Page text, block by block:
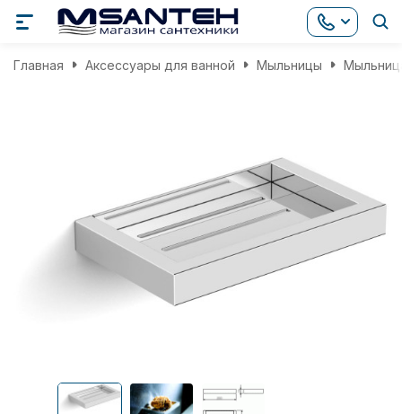
Главная Аксессуары для ванной Мыльницы